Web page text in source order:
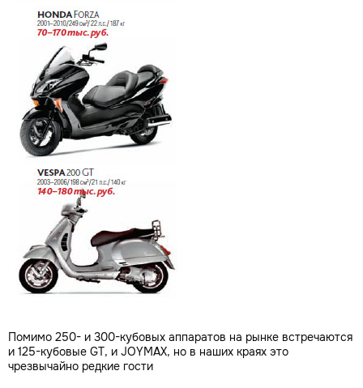
Помимо 250- и 300-кубовых аппаратов на рынке встречаются
и 125-кубовые GT, и JOYMAX, но в наших краях это
чрезвычайно редкие гости